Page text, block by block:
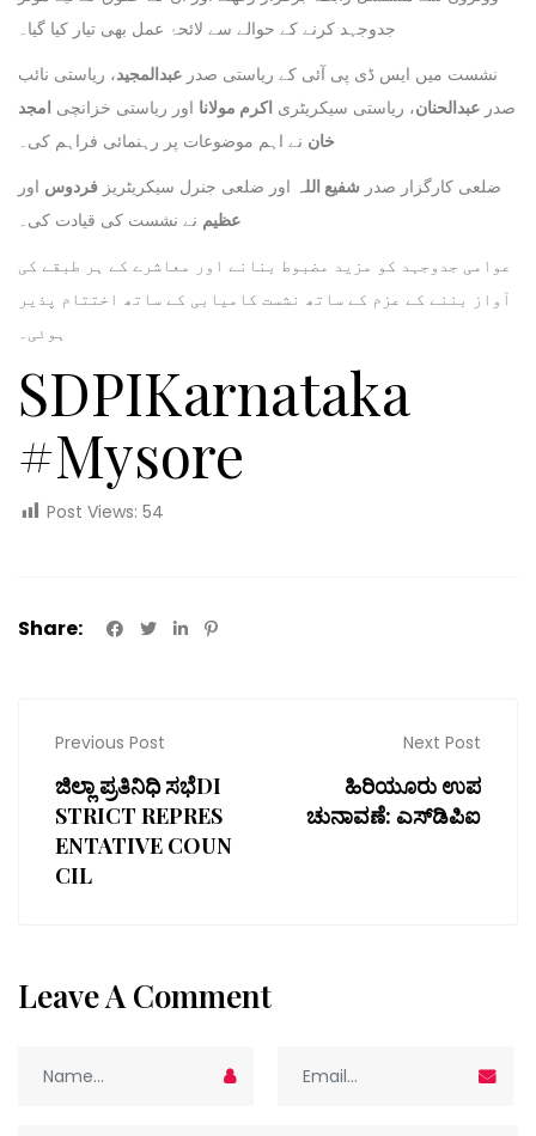
جدوجہد کرنے کے حوالے سے لائحۂ عمل بھی تیار کیا گیا۔
نشست میں ایس ڈی پی آئی کے ریاستی صدر عبدالمجید، ریاستی نائب
صدر عبدالحنان، ریاستی سیکریٹری اکرم مولانا اور ریاستی خزانچی امجد
خان نے اہم موضوعات پر رہنمائی فراہم کی۔
ضلعی کارگزار صدر شفیع اللہ اور ضلعی جنرل سیکریٹریز فردوس اور
عظیم نے نشست کی قیادت کی۔
عوامی جدوجہد کو مزید مضبوط بنانے اور معاشرے کے ہر طبقے کی
آواز بننے کے عزم کے ساتھ نشست کامیابی کے ساتھ اختتام پذیر
ہوئی۔
SDPIKarnataka
#Mysore
Post Views: 54
Share:
Previous Post
ಜಿಲ್ಲಾ ಪ್ರತಿನಿಧಿ ಸಭೆDI
STRICT REPRES
ENTATIVE COUN
CIL
Next Post
ಹಿರಿಯೂರು ಉಪ
ಚುನಾವಣೆ: ಎಸ್‌ಡಿಪಿಐ
Leave A Comment